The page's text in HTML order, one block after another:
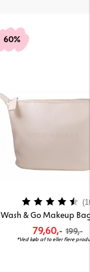
60%
Wash & Go Makeup
79,60,- 199,-
*Ved køb af to eller flere
Vurdering: